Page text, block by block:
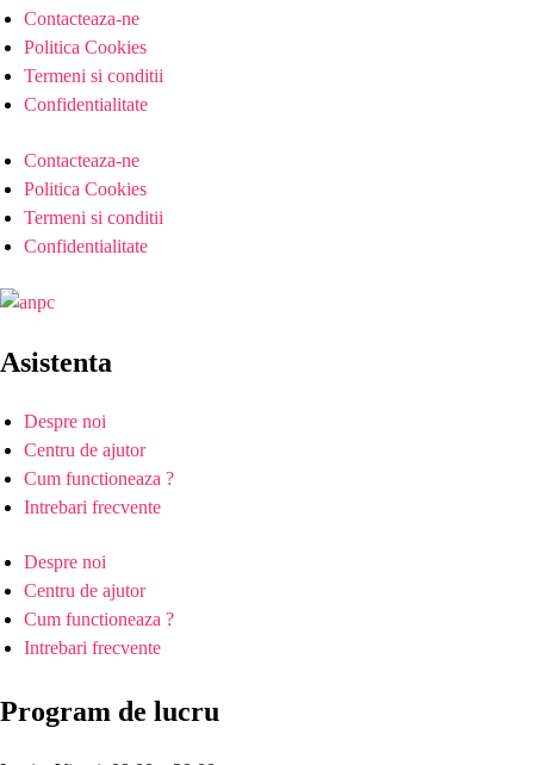
Contacteaza-ne
Politica Cookies
Termeni si conditii
Confidentialitate
Contacteaza-ne
Politica Cookies
Termeni si conditii
Confidentialitate
Asistenta
Despre noi
Centru de ajutor
Cum functioneaza ?
Intrebari frecvente
Despre noi
Centru de ajutor
Cum functioneaza ?
Intrebari frecvente
Program de lucru